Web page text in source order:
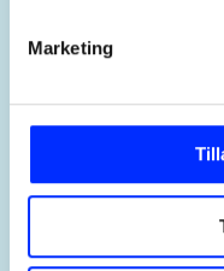
Marketing
Hvorfor vælge